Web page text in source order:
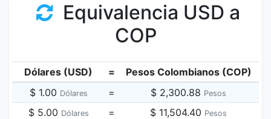
Equivalencia USD a
COP
Dólares (USD) =
Pesos Colombianos (COP)
$ 1.00 Dólares = $ 2,300.88 Pesos
$ 5.00 Dólares = $ 11,504.40 Pesos